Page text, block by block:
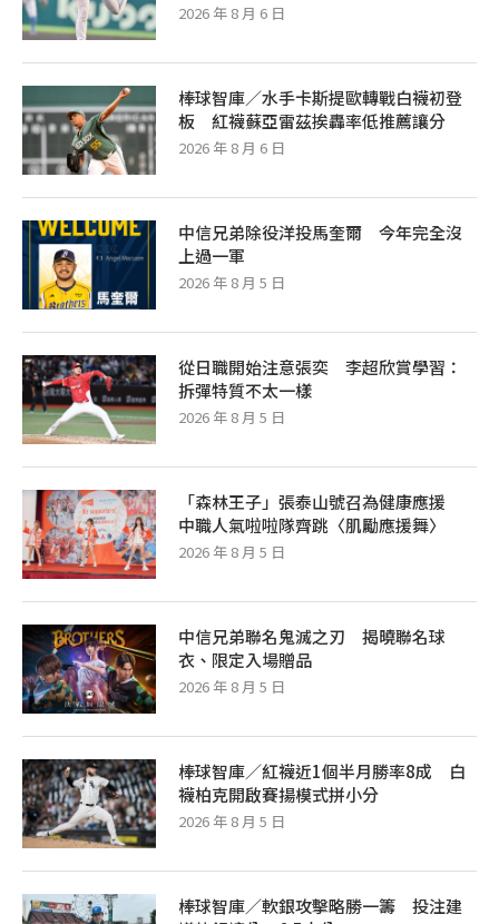
2026 年 8 月 6 日
棒球智庫／水手卡斯提歐轉戰白襪初登
板 紅襪蘇亞雷茲挨轟率低推薦讓分
2026 年 8 月 6 日
中信兄弟除役洋投馬奎爾 今年完全沒
上過一軍
2026 年 8 月 5 日
從日職開始注意張奕 李超欣賞學習：
拆彈特質不太一樣
2026 年 8 月 5 日
「森林王子」張泰山號召為健康應援
中職人氣啦啦隊齊跳〈肌勵應援舞〉
2026 年 8 月 5 日
中信兄弟聯名鬼滅之刃 揭曉聯名球
衣、限定入場贈品
2026 年 8 月 5 日
棒球智庫／紅襪近1個半月勝率8成 白
襪柏克開啟賽揚模式拼小分
2026 年 8 月 5 日
棒球智庫／軟銀攻擊略勝一籌 投注建